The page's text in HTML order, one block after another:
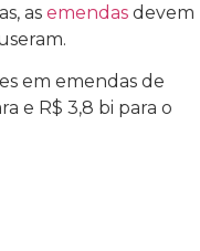
as emendas devem
em emendas de
e R$ 3,8 bi para o